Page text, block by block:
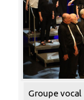
Groupe vocal